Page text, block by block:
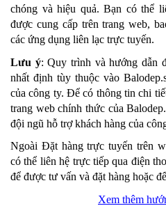
chóng và hiệu quả. Bạn có thể
được cung cấp trên trang web,
các ứng dụng liên lạc trực tuyến.
Lưu ý: Quy trình và hướng dẫn
nhất định tùy thuộc vào
của công ty. Để có thông tin chi
trang web chính thức của
đội ngũ hỗ trợ khách hàng của
Ngoài Đặt hàng trực tuyến trên
có thể liên hệ trực tiếp qua điện
để được tư vấn và đặt hàng hoặc
Xem thêm